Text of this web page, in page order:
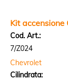
Kit
Cod. Art.:
7/Z024
Chevrolet
Cilindrata: